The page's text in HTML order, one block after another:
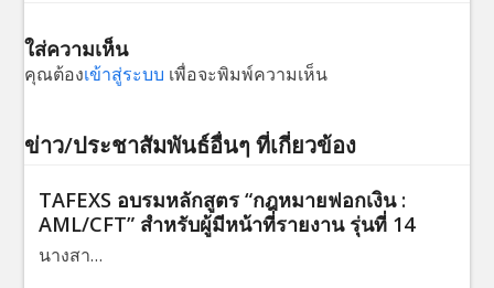
ใส่ความเห็น
คุณต้องเข้าสู่ระบบ เพื่อจะพิมพ์ความเห็น
ข่าว/ประชาสัมพันธ์อื่นๆ ที่เกี่ยวข้อง
TAFEXS อบรมหลักสูตร “กฎหมายฟอกเงิน :
AML/CFT” สำหรับผู้มีหน้าที่รายงาน รุ่นที่ 14
นางสา…